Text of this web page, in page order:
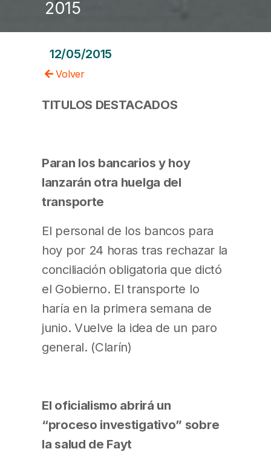
2015
12/05/2015
Volver
TITULOS DESTACADOS
Paran los bancarios y hoy
lanzarán otra huelga del
transporte
El personal de los bancos para
hoy por 24 horas tras rechazar la
conciliación obligatoria que dictó
el Gobierno. El transporte lo
haría en la primera semana de
junio. Vuelve la idea de un paro
general. (Clarín)
El oficialismo abrirá un
“proceso investigativo” sobre
la salud de Fayt